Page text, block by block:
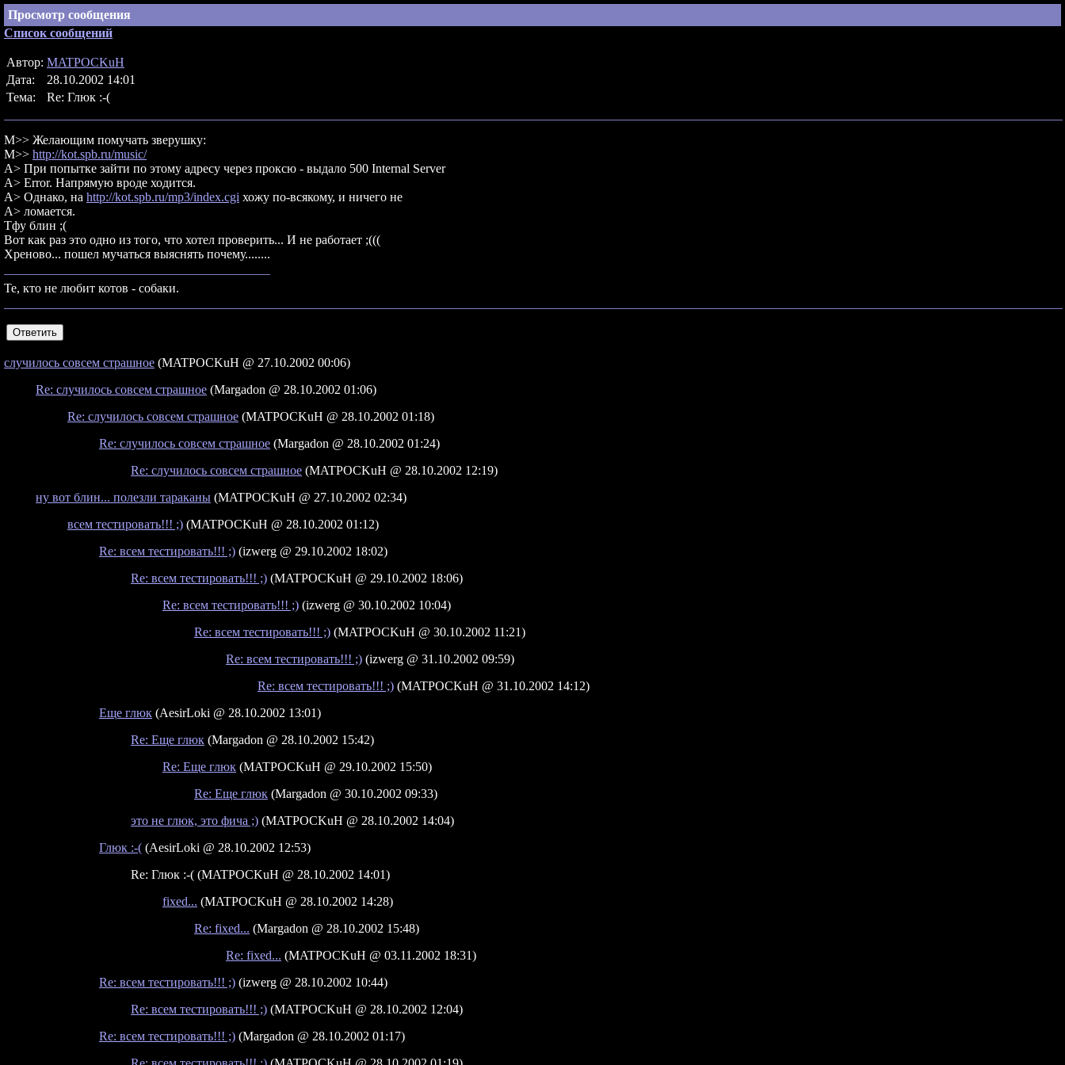
Просмотр сообщения
Список сообщений
Автор: MATPOCKuH
Дата:
28.10.2002 14:01
Тема:
Re: Глюк :-(
M>> Желающим помучать зверушку:
M>> http://kot.spb.ru/music/
A> При попытке зайти по этому адресу через проксю - выдало 500 Internal Server
A> Error. Напрямую вроде ходится.
A> Однако, на http://kot.spb.ru/mp3/index.cgi хожу по-всякому, и ничего не
A> ломается.
Тфу блин ;(
Вот как раз это одно из того, что хотел проверить... И не работает ;(((
Хреново... пошел мучаться выяснять почему........
Те, кто не любит котов - собаки.
случилось совсем страшное (MATPOCKuH @ 27.10.2002 00:06)
Re: случилось совсем страшное (Margadon @ 28.10.2002 01:06)
Re: случилось совсем страшное (MATPOCKuH @ 28.10.2002 01:18)
Re: случилось совсем страшное (Margadon @ 28.10.2002 01:24)
Re: случилось совсем страшное (MATPOCKuH @ 28.10.2002 12:19)
ну вот блин... полезли тараканы (MATPOCKuH @ 27.10.2002 02:34)
всем тестировать!!! ;) (MATPOCKuH @ 28.10.2002 01:12)
Re: всем тестировать!!! ;) (izwerg @ 29.10.2002 18:02)
Re: всем тестировать!!! ;) (MATPOCKuH @ 29.10.2002 18:06)
Re: всем тестировать!!! ;) (izwerg @ 30.10.2002 10:04)
Re: всем тестировать!!! ;) (MATPOCKuH @ 30.10.2002 11:21)
Re: всем тестировать!!! ;) (izwerg @ 31.10.2002 09:59)
Re: всем тестировать!!! ;) (MATPOCKuH @ 31.10.2002 14:12)
Еще глюк (AesirLoki @ 28.10.2002 13:01)
Re: Еще глюк (Margadon @ 28.10.2002 15:42)
Re: Еще глюк (MATPOCKuH @ 29.10.2002 15:50)
Re: Еще глюк (Margadon @ 30.10.2002 09:33)
это не глюк, это фича ;) (MATPOCKuH @ 28.10.2002 14:04)
Глюк :-( (AesirLoki @ 28.10.2002 12:53)
Re: Глюк :-( (MATPOCKuH @ 28.10.2002 14:01)
fixed... (MATPOCKuH @ 28.10.2002 14:28)
Re: fixed... (Margadon @ 28.10.2002 15:48)
Re: fixed... (MATPOCKuH @ 03.11.2002 18:31)
Re: всем тестировать!!! ;) (izwerg @ 28.10.2002 10:44)
Re: всем тестировать!!! ;) (MATPOCKuH @ 28.10.2002 12:04)
Re: всем тестировать!!! ;) (Margadon @ 28.10.2002 01:17)